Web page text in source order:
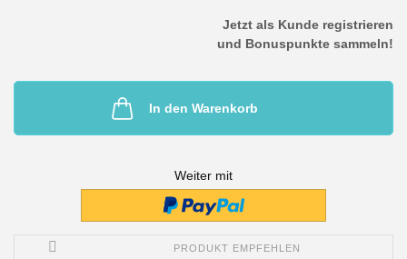
Jetzt als Kunde registrieren
und Bonuspunkte sammeln!
In den Warenkorb
Weiter mit
PRODUKT EMPFEHLEN